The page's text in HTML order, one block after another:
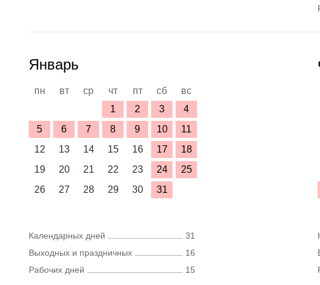
Январь
пн вт ср чт пт сб
вс
1
2 3
4
5
6 7 8 9 10
11
12
13 14 15 16 17
18
19
20 21 22 23 24
25
26
27 28 29 30 31
Календарных дней
31
Выходных и праздничных
16
Рабочих дней
15